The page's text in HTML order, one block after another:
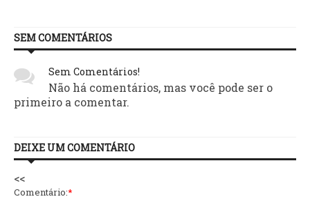
SEM COMENTÁRIOS
Sem Comentários!
Não há comentários, mas você pode ser o
primeiro a comentar.
DEIXE UM COMENTÁRIO
<<
Comentário:*